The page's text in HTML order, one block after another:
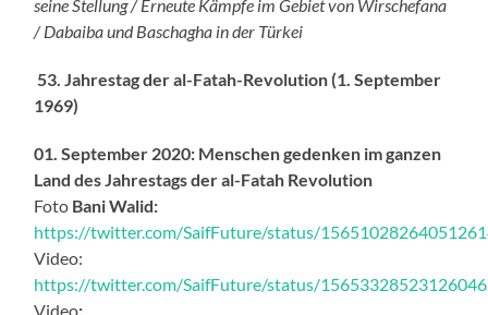
seine Stellung / Erneute Kämpfe im Gebiet von Wirschefana
/ Dabaiba und Baschagha in der Türkei
53.Jahrestag der al-Fatah-Revolution (1. September
1969)
01. September 2020: Menschen gedenken im ganzen
Land des Jahrestags der al-Fatah Revolution
Foto Bani Walid:
https://twitter.com/SaifFuture/status/
Video:
https://twitter.com/SaifFuture/status/
Video: